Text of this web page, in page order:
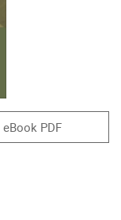
eBook PDF